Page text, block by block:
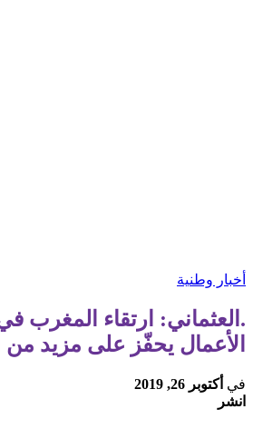
أخبار وطنية
.العثماني: ارتقاء المغرب
الأعمال يحفّز على مزيد من
في أكتوبر 26, 2019
انشر